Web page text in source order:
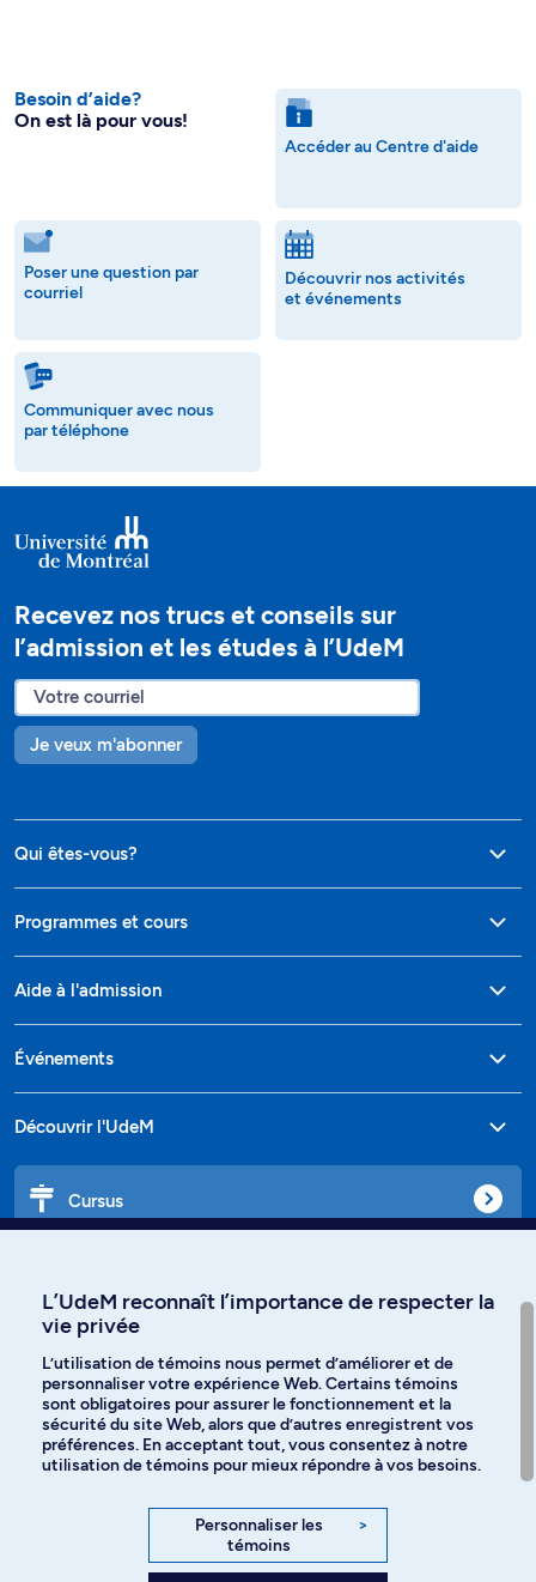
Besoin d’aide?
On est là pour vous!
Accéder au Centre d'aide
Poser une question par
courriel
Découvrir nos activités
et événements
Communiquer avec nous
par téléphone
Recevez nos trucs et conseils sur
l’admission et les études à l’UdeM
Je veux m'abonner
Qui êtes-vous?
Programmes et cours
Aide à l'admission
Événements
Découvrir l'UdeM
Cursus
Langues
Facebook Instagram
YouTube
L’UdeM reconnaît l’importance de respecter la
vie privée
L’utilisation de témoins nous permet d’améliorer et de
personnaliser votre expérience Web. Certains témoins
sont obligatoires pour assurer le fonctionnement et la
sécurité du site Web, alors que d’autres enregistrent vos
préférences. En acceptant tout, vous consentez à notre
utilisation de témoins pour mieux répondre à vos besoins.
Personnaliser les
témoins
>